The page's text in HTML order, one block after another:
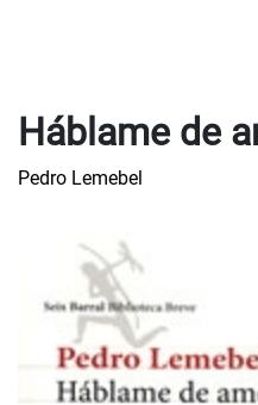
Háblame de
Pedro Lemebel